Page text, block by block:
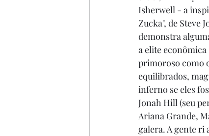
Isherwell - a
Zucka", de Steve
demonstra
a elite econômica
primoroso como
equilibrados,
inferno se eles
Jonah Hill (seu
Ariana Grande,
galera. A gente ri